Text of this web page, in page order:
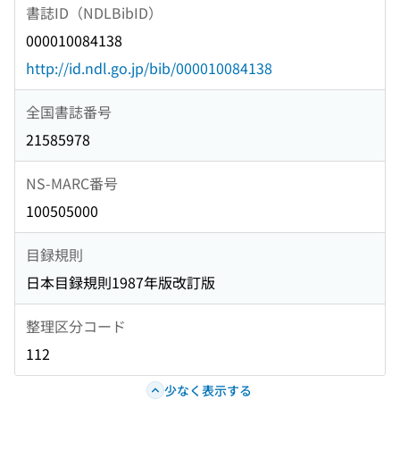
書誌ID（NDLBibID）
000010084138
http://id.ndl.go.jp/bib/000010084138
全国書誌番号
21585978
NS-MARC番号
100505000
目録規則
日本目録規則1987年版改訂版
整理区分コード
112
少なく表示する